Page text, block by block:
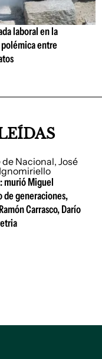
laboral en la
entre
murió Miguel
de generaciones,
Carrasco, Darío